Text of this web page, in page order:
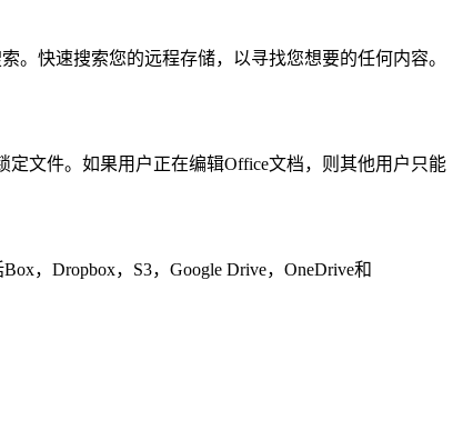
。快速搜索您的远程存储，以寻找您想要的任何内容。
定文件。如果用户正在编辑Office文档，则其他用户只能
，Dropbox，S3，Google Drive，OneDrive和